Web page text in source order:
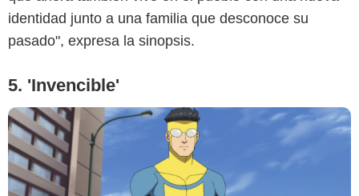
identidad junto a una familia que desconoce su
pasado", expresa la sinopsis.
5. 'Invencible'